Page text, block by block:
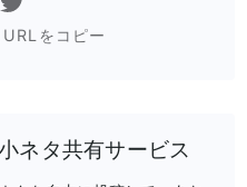
をコピー
ネタ共有サービス